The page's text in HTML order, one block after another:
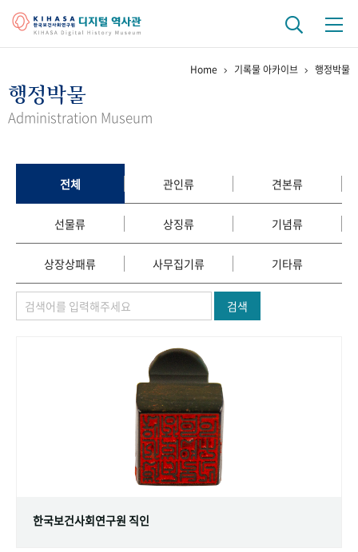
걸어온 길 기관 변천사
정책과 연구 키워드로 보는 연구 역사
연구자들
간행물 변천사
기록물 아카이브
사진 아카이브 문서 기록물 행정박물 영상 기록물
숫자로 보는 50년 50+1
Home 기록물 아카이브 행정박물
행정박물
Administration Museum
전체 관인류 견본류
선물류 상징류 기념류
상장상패류 사무집기류 기타류
검색
한국보건사회연구원 직인